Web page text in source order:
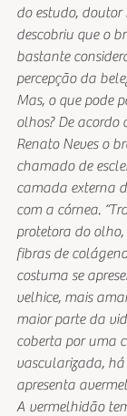
do estudo, doutor
descobriu que o
bastante
percepção da
Mas, o que pode
olhos? De
Renato Neves o
chamado de
camada externa
com a córnea.
protetora do
fibras de
costuma se
velhice, mais
maior parte da
coberta por uma
vascularizada, há
apresenta
A vermelhidão